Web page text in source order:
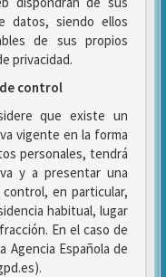
datos, siendo ellos
de sus propios
privacidad.
control
que existe un
vigente en la forma
personales, tendrá
y a presentar una
en particular,
habitual, lugar
En el caso de
Agencia Española de